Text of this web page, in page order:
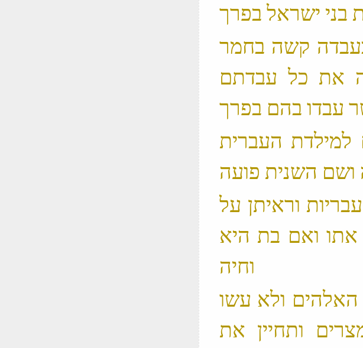
בעבדה קשה בחמר
את כל עבדתם
למילדת העברית
העבריות וראיתן על
אתו ואם בת היא
האלהים ולא עשו
ותחיין את